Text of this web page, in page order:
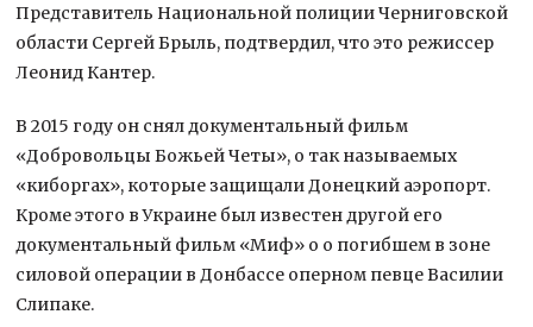
Представитель Национальной полиции Черниговской
области Сергей Брыль, подтвердил, что это режиссер
Леонид Кантер.
В 2015 году он снял документальный фильм
«Добровольцы Божьей Четы», о так называемых
«киборгах», которые защищали Донецкий аэропорт.
Кроме этого в Украине был известен другой его
документальный фильм «Миф» о о погибшем в зоне
силовой операции в Донбассе оперном певце Василии
Слипаке.